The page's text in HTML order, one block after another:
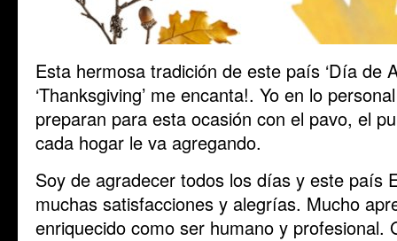
Esta hermosa tradición de este país ‘Día de
‘Thanksgiving’ me encanta!. Yo en lo
preparan para esta ocasión con el pavo, el
cada hogar le va agregando.
Soy de agradecer todos los días y este país
muchas satisfacciones y alegrías. Mucho
enriquecido como ser humano y profesional.